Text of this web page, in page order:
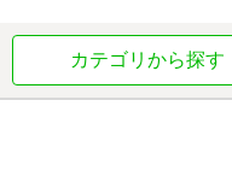
カテゴリから探す